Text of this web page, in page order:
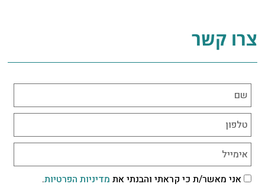
צרו קשר
אני מאשר/ת כי קראתי והבנתי את מדיניות הפרטיות.